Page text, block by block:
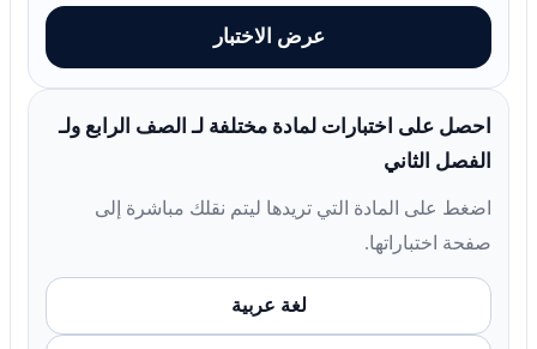
عرض الاختبار
احصل على اختبارات لمادة مختلفة لـ الصف الرابع ولـ
الفصل الثاني
اضغط على المادة التي تريدها ليتم نقلك مباشرة إلى
صفحة اختباراتها.
لغة عربية